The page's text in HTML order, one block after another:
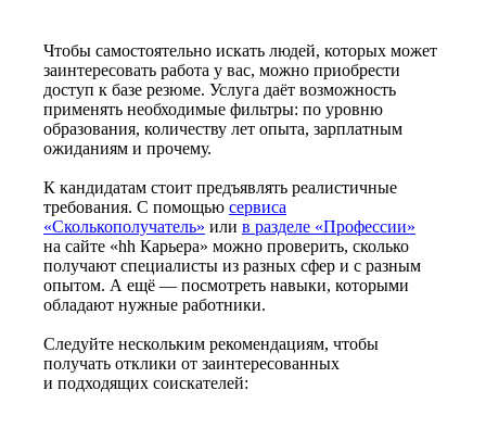
Чтобы самостоятельно искать людей, которых может
заинтересовать работа у вас, можно приобрести
доступ к базе резюме. Услуга даёт возможность
применять необходимые фильтры: по уровню
образования, количеству лет опыта, зарплатным
ожиданиям и прочему.
К кандидатам стоит предъявлять реалистичные
требования. С помощью сервиса
«Сколькополучатель» или в разделе «Профессии»
на сайте «hh Карьера» можно проверить, сколько
получают специалисты из разных сфер и с разным
опытом. А ещё — посмотреть навыки, которыми
обладают нужные работники.
Следуйте нескольким рекомендациям, чтобы
получать отклики от заинтересованных
и подходящих соискателей: